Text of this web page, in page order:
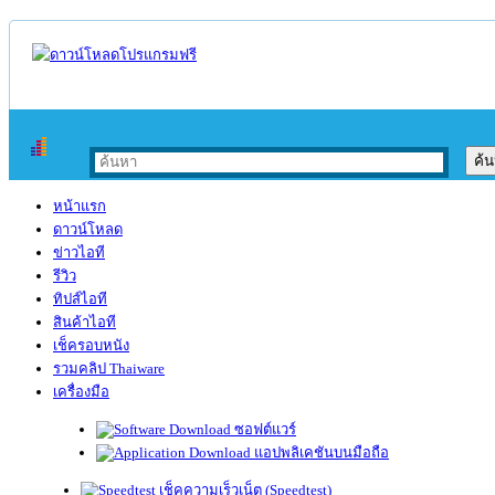
หน้าแรก
ดาวน์โหลด
ข่าวไอที
รีวิว
ทิปส์ไอที
สินค้าไอที
เช็ครอบหนัง
รวมคลิป Thaiware
เครื่องมือ
ซอฟต์แวร์
แอปพลิเคชันบนมือถือ
เช็คความเร็วเน็ต (Speedtest)